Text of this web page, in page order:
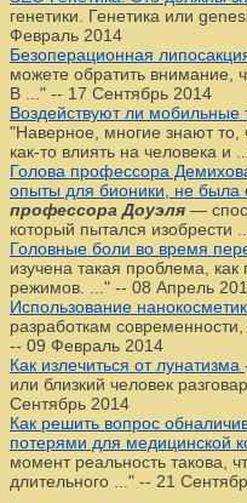
генетики. Генетика или
Февраль 2014
Безоперационная
можете обратить внимание,
В ..." -- 17 Сентябрь 2014
Воздействуют ли
"Наверное, многие знают
как-то влиять на человека и
Голова профессора
опыты для бионики, не была
профессора Доуэля —
который пытался изобрести
Головные боли во время
изучена такая проблема,
режимов. ..." -- 08 Апрель
Использование
разработкам
-- 09 Февраль 2014
Как излечиться от лунатизма
или близкий человек
Сентябрь 2014
Как решить вопрос
потерями для медицинской
момент реальность такова,
длительного ..." -- 21